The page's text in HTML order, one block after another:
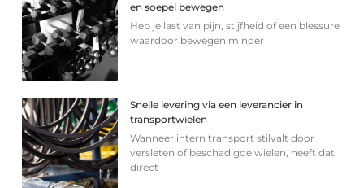
en soepel bewegen
Heb je last van pijn, stijfheid of een blessure
waardoor bewegen minder
Snelle levering via een leverancier in
transportwielen
Wanneer intern transport stilvalt door
versleten of beschadigde wielen, heeft dat
direct